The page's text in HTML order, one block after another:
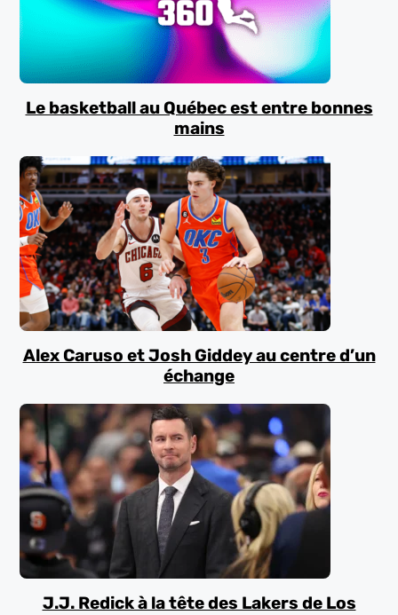
Le basketball au Québec est entre bonnes
mains
Alex Caruso et Josh Giddey au centre d’un
échange
J.J. Redick à la tête des Lakers de Los